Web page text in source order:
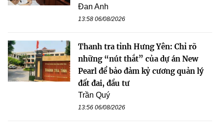
Đan Anh
13:58 06/08/2026
Thanh tra tỉnh Hưng Yên: Chỉ rõ
những “nút thắt” của dự án New
Pearl để bảo đảm kỷ cương quản lý
đất đai, đầu tư
Trần Quý
13:56 06/08/2026